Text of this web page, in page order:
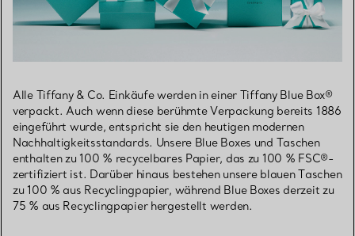
Alle Tiffany & Co. Einkäufe werden in einer Tiffany Blue Box®
verpackt. Auch wenn diese berühmte Verpackung bereits 1886
eingeführt wurde, entspricht sie den heutigen modernen
Nachhaltigkeitsstandards. Unsere Blue Boxes und Taschen
enthalten zu 100 % recycelbares Papier, das zu 100 % FSC®-
zertifiziert ist. Darüber hinaus bestehen unsere blauen Taschen
zu 100 % aus Recyclingpapier, während Blue Boxes derzeit zu
75 % aus Recyclingpapier hergestellt werden.